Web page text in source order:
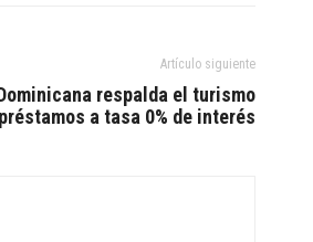
Artículo siguiente
respalda el turismo
a tasa 0% de interés